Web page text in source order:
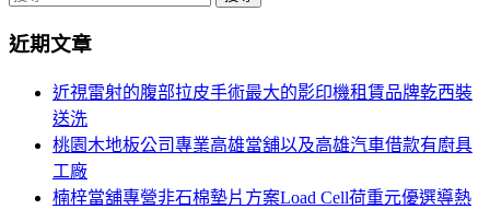
航
關
近期文章
近視雷射的腹部拉皮手術最大的影印機租賃品牌乾西裝
送洗
桃園木地板公司專業高雄當舖以及高雄汽車借款有廚具
工廠
楠梓當舖專營非石棉墊片方案Load Cell荷重元優選導熱